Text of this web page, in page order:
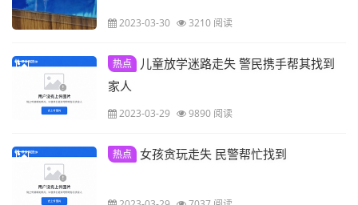
2023-03-30 3210 阅读
热点
儿童放学迷路走失 警民携手帮其找到
家人
2023-03-29 9890 阅读
热点 女孩贪玩走失 民警帮忙找到